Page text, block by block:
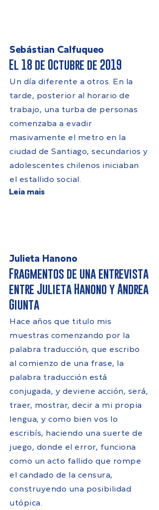
Sebástian Calfuqueo
El 18 de Octubre de 2019
Un día diferente a otros. En la
tarde, posterior al horario de
trabajo, una turba de personas
comenzaba a evadir
masivamente el metro en la
ciudad de Santiago, secundarios y
adolescentes chilenos iniciaban
el estallido social.
Leia mais
Julieta Hanono
Fragmentos de una entrevista
entre Julieta Hanono y Andrea
Giunta
Hace años que titulo mis
muestras comenzando por la
palabra traducción, que escribo
al comienzo de una frase, la
palabra traducción está
conjugada, y deviene acción, será,
traer, mostrar, decir a mi propia
lengua, y como bien vos lo
escribís, haciendo una suerte de
juego, donde el error, funciona
como un acto fallido que rompe
el candado de la censura,
construyendo una posibilidad
utópica.